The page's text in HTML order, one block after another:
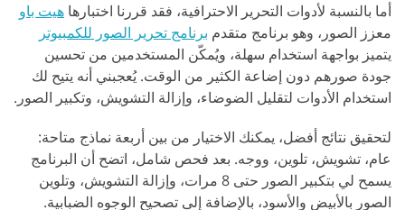
أما بالنسبة لأدوات التحرير الاحترافية، فقد قررنا اختبارها هيت باو
معزز الصور، وهو برنامج متقدم برنامج تحرير الصور للكمبيوتر
يتميز بواجهة استخدام سهلة، ويُمكّن المستخدمين من تحسين
جودة صورهم دون إضاعة الكثير من الوقت. يُعجبني أنه يتيح لك
استخدام الأدوات لتقليل الضوضاء، وإزالة التشويش، وتكبير الصور.
لتحقيق نتائج أفضل، يمكنك الاختيار من بين أربعة نماذج متاحة:
عام، تشويش، تلوين، ووجه. بعد فحص شامل، اتضح أن البرنامج
يسمح لي بتكبير الصور حتى 8 مرات، وإزالة التشويش، وتلوين
الصور بالأبيض والأسود، بالإضافة إلى تصحيح الوجوه الضبابية.